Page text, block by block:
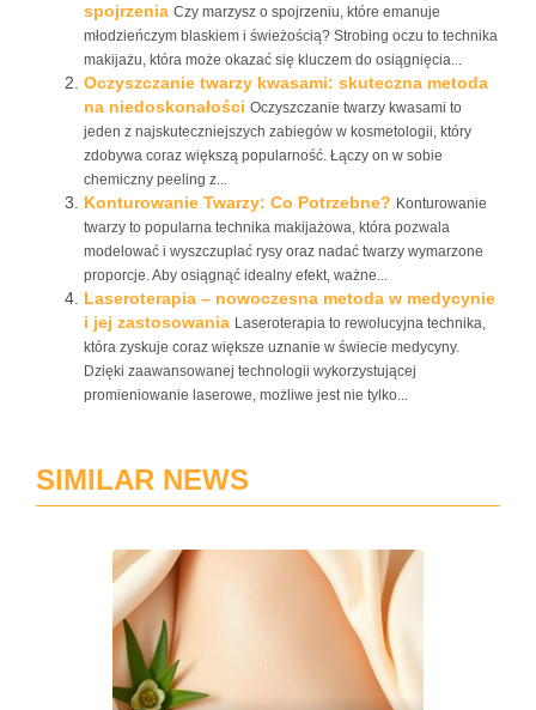
spojrzenia Czy marzysz o spojrzeniu, które emanuje
młodzieńczym blaskiem i świeżością? Strobing oczu to technika
makijażu, która może okazać się kluczem do osiągnięcia...
Oczyszczanie twarzy kwasami: skuteczna metoda
na niedoskonałości Oczyszczanie twarzy kwasami to
jeden z najskuteczniejszych zabiegów w kosmetologii, który
zdobywa coraz większą popularność. Łączy on w sobie
chemiczny peeling z...
Konturowanie Twarzy: Co Potrzebne? Konturowanie
twarzy to popularna technika makijażowa, która pozwala
modelować i wyszczuplać rysy oraz nadać twarzy wymarzone
proporcje. Aby osiągnąć idealny efekt, ważne...
Laseroterapia – nowoczesna metoda w medycynie
i jej zastosowania Laseroterapia to rewolucyjna technika,
która zyskuje coraz większe uznanie w świecie medycyny.
Dzięki zaawansowanej technologii wykorzystującej
promieniowanie laserowe, możliwe jest nie tylko...
SIMILAR NEWS